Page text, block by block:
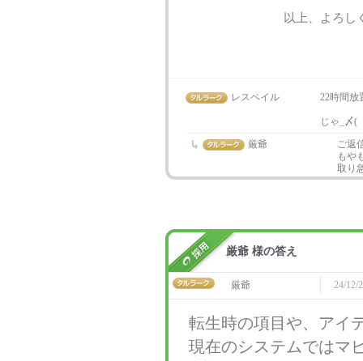
以上、よろし
レスペイル 22時間放
じゃ_〆
厳爺
ご返
もや
取り
厳爺 様の答え
厳爺 24/12/
転生時の項目や、アイ
現在のシステムではマ